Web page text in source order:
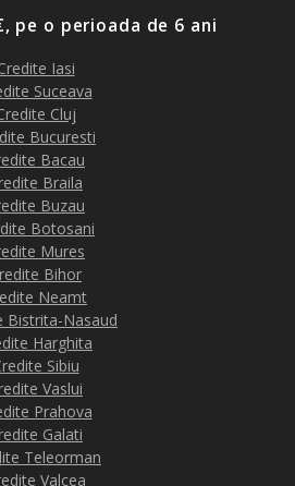
pe o perioada de 6 ani
Iasi
Suceava
Cluj
Bucuresti
Bacau
Braila
Buzau
Botosani
Mures
Bihor
Neamt
Bistrita-Nasaud
Harghita
Sibiu
Vaslui
Prahova
Galati
Teleorman
Valcea